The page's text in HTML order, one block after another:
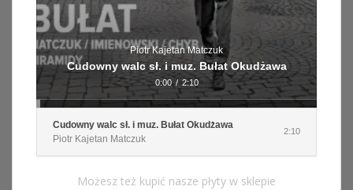
Piotr Kajetan Matczuk
Cudowny walc sł. i muz. Bułat Okudżawa
0:00 / 2:10
Cudowny walc sł. i muz. Bułat Okudżawa
Piotr Kajetan Matczuk
2:10
Możesz też kupić nasze płyty w sklepie